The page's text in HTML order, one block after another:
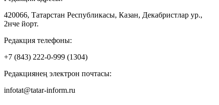
420066, Татарстан Республикасы, Казан, Декабристлар ур.,
2нче йорт.
Редакция телефоны:
+7 (843) 222-0-999 (1304)
Редакциянең электрон почтасы:
infotat@tatar-inform.ru